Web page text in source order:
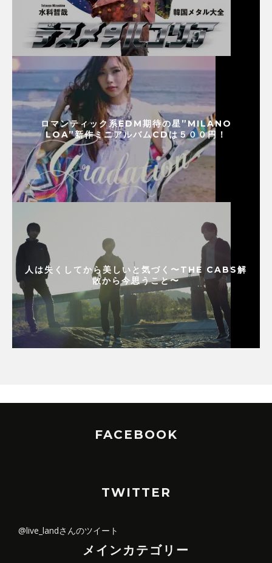
ロマンティック系EDM期待の星”MILANO
LOA”新作ミニアルバムCDは５００円！
人は失くしてから美しいと気づく〜THE CABS解
散から今思うこと〜
FACEBOOK
TWITTER
@live_landさんのツイート
メインカテゴリー